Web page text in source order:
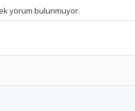
yorum bulunmuyor.